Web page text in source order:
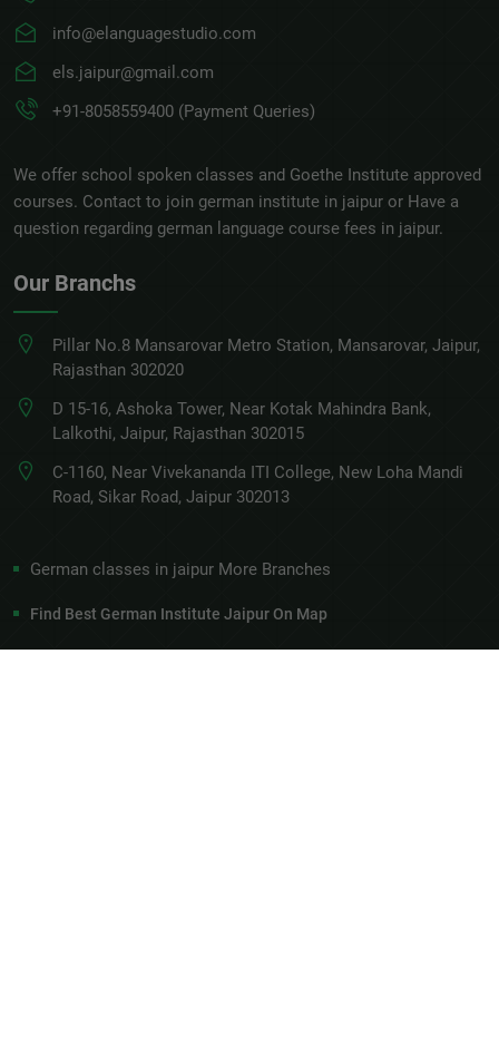
info@elanguagestudio.com
els.jaipur@gmail.com
+91-8058559400 (Payment Queries)
We offer school spoken classes and Goethe Institute approved
courses. Contact to join german institute in jaipur or Have a
question regarding german language course fees in jaipur.
Our Branchs
Pillar No.8 Mansarovar Metro Station, Mansarovar, Jaipur,
Rajasthan 302020
D 15-16, Ashoka Tower, Near Kotak Mahindra Bank,
Lalkothi, Jaipur, Rajasthan 302015
C-1160, Near Vivekananda ITI College, New Loha Mandi
Road, Sikar Road, Jaipur 302013
German classes in jaipur More Branches
Find Best German Institute Jaipur On Map